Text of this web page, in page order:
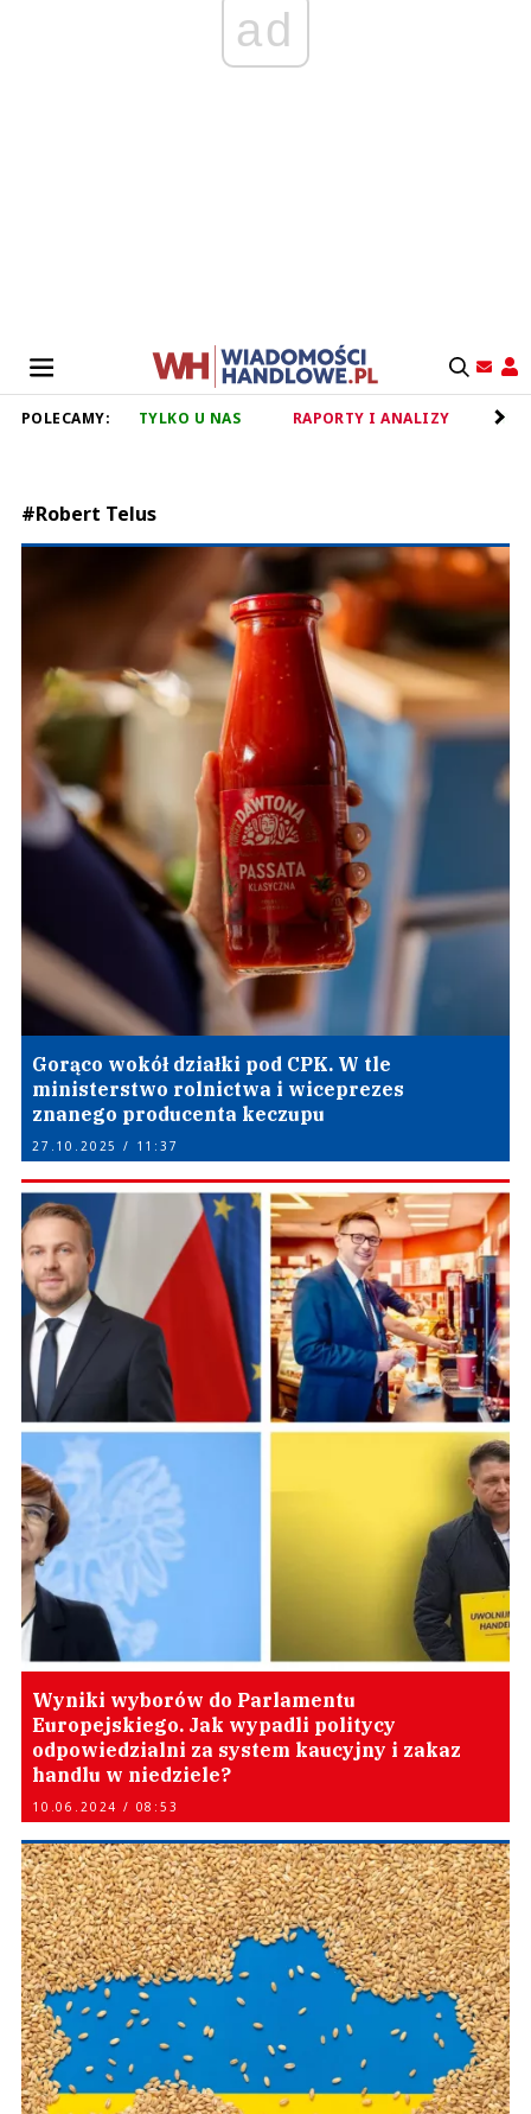
ad
POLECAMY: TYLKO U NAS RAPORTY I ANALIZY
#Robert Telus
Gorąco wokół działki pod CPK. W tle
ministerstwo rolnictwa i wiceprezes
znanego producenta keczupu
27.10.2025 / 11:37
Wyniki wyborów do Parlamentu
Europejskiego. Jak wypadli politycy
odpowiedzialni za system kaucyjny i zakaz
handlu w niedziele?
10.06.2024 / 08:53